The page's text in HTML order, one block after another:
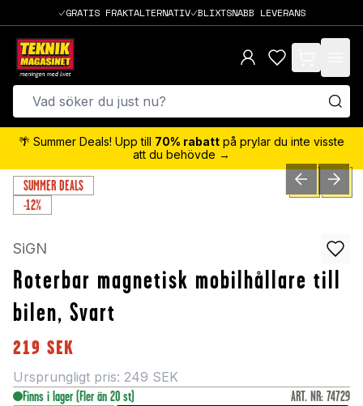
GRATIS FRAKTALTERNATIV BLIXTSNABB LEVERANS
items in cart,
🌴 Summer Deals! Upp till 70% rabatt på prylar du inte visste
att du behövde →
SUMMER DEALS
-12%
0/4 PREVIOUSNEXT
SiGN
Roterbar magnetisk mobilhållare till
bilen, Svart
219 SEK
Ursprungligt pris: 249 SEK
Finns i lager (Fler än 20 st) ART. NR: 74729